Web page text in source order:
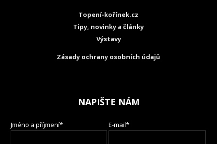
Topení-kořínek.cz
Tipy, novinky a články
Výstavy
Zásady ochrany osobních údajů
NAPIŠTE NÁM
Jméno a příjmení* E-mail*